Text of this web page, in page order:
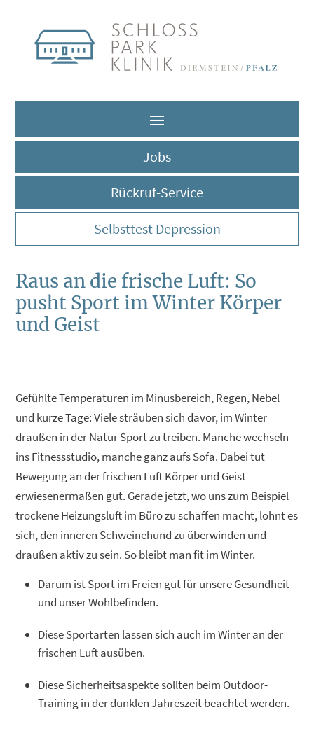
Jobs
Rückruf-Service
Selbsttest Depression
Raus an die frische Luft: So
pusht Sport im Winter Körper
und Geist
Gefühlte Temperaturen im Minusbereich, Regen, Nebel
und kurze Tage: Viele sträuben sich davor, im Winter
draußen in der Natur Sport zu treiben. Manche wechseln
ins Fitnessstudio, manche ganz aufs Sofa. Dabei tut
Bewegung an der frischen Luft Körper und Geist
erwiesenermaßen gut. Gerade jetzt, wo uns zum Beispiel
trockene Heizungsluft im Büro zu schaffen macht, lohnt es
sich, den inneren Schweinehund zu überwinden und
draußen aktiv zu sein. So bleibt man fit im Winter.
Darum ist Sport im Freien gut für unsere Gesundheit
und unser Wohlbefinden.
Diese Sportarten lassen sich auch im Winter an der
frischen Luft ausüben.
Diese Sicherheitsaspekte sollten beim Outdoor-
Training in der dunklen Jahreszeit beachtet werden.